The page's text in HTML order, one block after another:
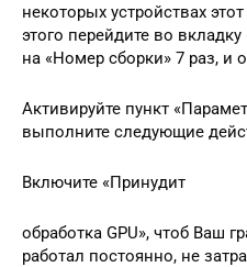
некоторых устройствах
этого перейдите во
на «Номер сборки» 7 раз, и
Активируйте пункт
выполните следующие
Включите «Принудит
обработка GPU», чтоб Ваш
работал постоянно, не